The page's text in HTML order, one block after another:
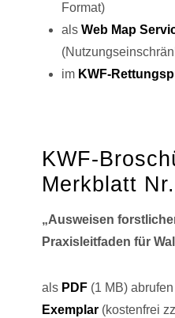
Format)
als Web Map
im KWF-
KWF-
Merkblatt
„Ausweisen
Praxisleitfaden für
als PDF(1 MB)
Exemplar(kostenfrei